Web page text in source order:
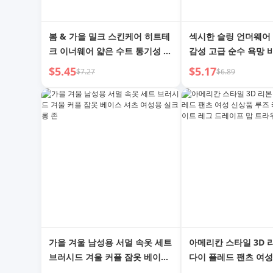
봄 & 가을 밀크 스킨케어 히트테
크 이너웨어 얇은 수트 통기성 바
디빌딩 라운드넥 롱존 하의 셔츠
가을 겨울
$5.45$7.27
섹시한 슬링 언더웨
감성 고급 순수 욕망
가운 레이스 2024 신
슈트
$5.17$6.89
가을 겨울 남성용 서멀 속옷 세트
브러시드 겨울 커플 잠옷 베이스
아메리칸 스타일 3D
다이 플레드 팬츠 여